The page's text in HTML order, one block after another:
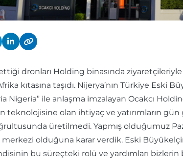
dronları Holding binasında
kıtasına taşıdı. Nijerya’nın Türkiye Eski
Nigeria” ile anlaşma imzalayan Ocakcı
teknolojisine olan ihtiyaç ve yatırımların
üretilmedi. Yapmış olduğumuz
merkezi olduğuna karar verdik. Eski
bu süreçteki rolü ve yardımları